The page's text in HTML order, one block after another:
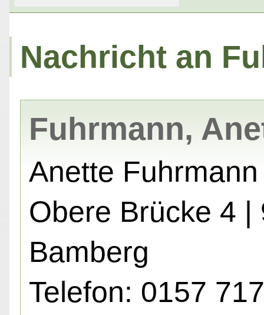
Nachricht an
Fuhrmann,
Anette Fuhrmann
Obere Brücke 4 |
Bamberg
Telefon: 0157